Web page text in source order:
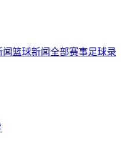
闻篮球新闻全部赛事足球录